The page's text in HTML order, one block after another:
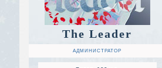
The Leader
АДМИНИСТРАТОР